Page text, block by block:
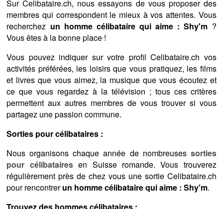
Sur Celibataire.ch, nous essayons de vous proposer des
membres qui correspondent le mieux à vos attentes. Vous
recherchez un homme célibataire qui aime : Shy'm ?
Vous êtes à la bonne place !
Vous pouvez indiquer sur votre profil Celibataire.ch vos
activités préférées, les loisirs que vous pratiquez, les films
et livres que vous aimez, la musique que vous écoutez et
ce que vous regardez à la télévision ; tous ces critères
permettent aux autres membres de vous trouver si vous
partagez une passion commune.
Sorties pour célibataires :
Nous organisons chaque année de nombreuses sorties
pour célibatairesen Suisse romande. Vous trouverez
régulièrement près de chez vous une sortie Celibataire.ch
pour rencontrerun homme célibataire qui aime : Shy'm.